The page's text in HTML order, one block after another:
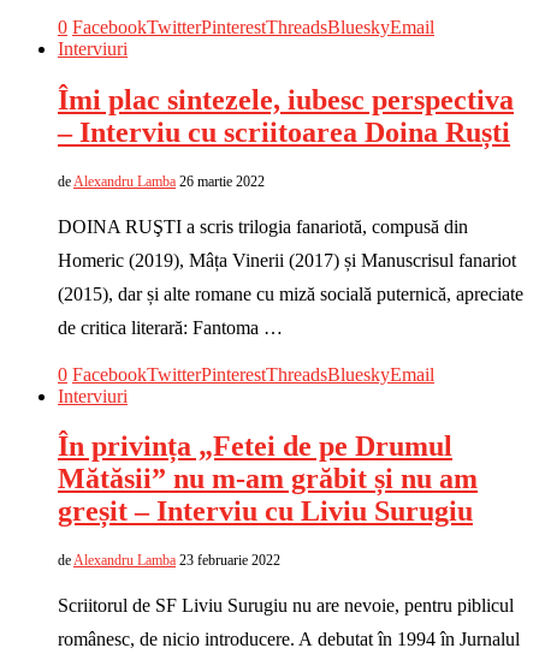
0 FacebookTwitterPinterestThreadsBlueskyEmail
Interviuri
Îmi plac sintezele, iubesc perspectiva
– Interviu cu scriitoarea Doina Ruști
de Alexandru Lamba 26 martie 2022
DOINA RUŞTI a scris trilogia fanariotă, compusă din
Homeric (2019), Mâța Vinerii (2017) și Manuscrisul fanariot
(2015), dar și alte romane cu miză socială puternică, apreciate
de critica literară: Fantoma …
0 FacebookTwitterPinterestThreadsBlueskyEmail
Interviuri
În privința „Fetei de pe Drumul
Mătăsii” nu m-am grăbit și nu am
greșit – Interviu cu Liviu Surugiu
deAlexandru Lamba 23 februarie 2022
Scriitorul de SF Liviu Surugiu nu are nevoie, pentru piblicul
românesc, de nicio introducere. A debutat în 1994 în Jurnalul